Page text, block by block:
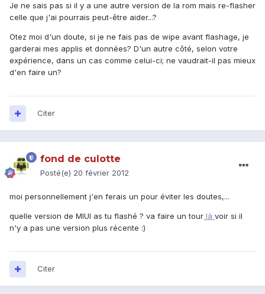
Je ne sais pas si il y a une autre version de la rom mais re-flasher
celle que j'ai pourrais peut-être aider...?
Otez moi d'un doute, si je ne fais pas de wipe avant flashage, je
garderai mes applis et données? D'un autre côté, selon votre
expérience, dans un cas comme celui-ci; ne vaudrait-il pas mieux
d'en faire un?
Citer
fond de culotte
Posté(e) 20 février 2012
moi personnellement j'en ferais un pour éviter les doutes,...
quelle version de MIUI as tu flashé ? va faire un tour là voir si il
n'y a pas une version plus récente :)
Citer